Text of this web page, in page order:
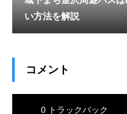
い方法を解説
コメント
0 トラックバック